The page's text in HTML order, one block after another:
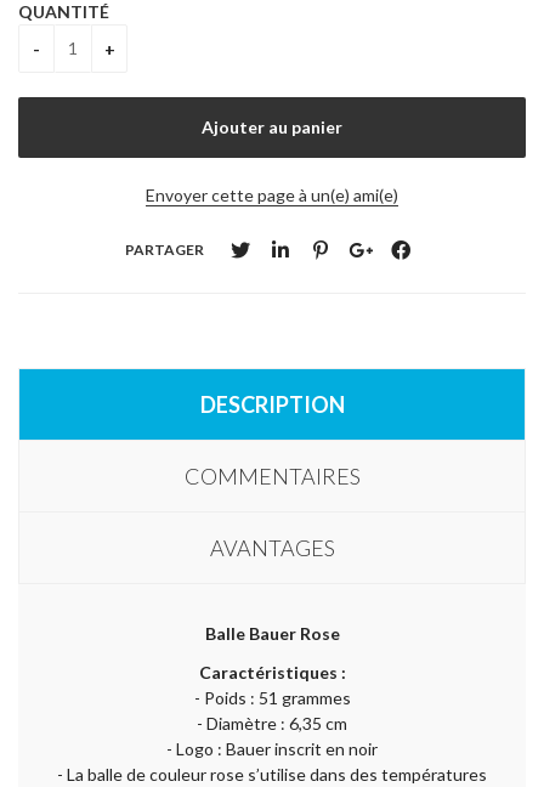
QUANTITÉ
Envoyer cette page à un(e) ami(e)
PARTAGER
DESCRIPTION
COMMENTAIRES
AVANTAGES
Balle Bauer Rose
Caractéristiques :
- Poids : 51 grammes
- Diamètre : 6,35 cm
- Logo : Bauer inscrit en noir
- La balle de couleur rose s’utilise dans des températures